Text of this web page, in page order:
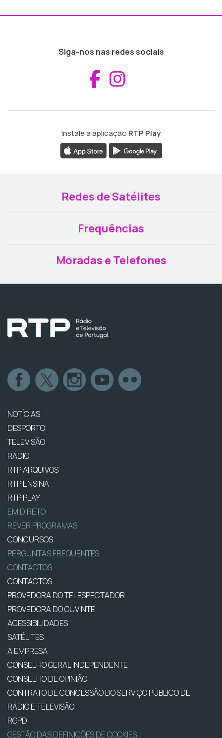
Siga-nos nas redes sociais
Aceder ao
Instale a aplicação RTP Play
Redes de Satélites
Frequências
Moradas e Telefones
NOTÍCIAS
DESPORTO
TELEVISÃO
RÁDIO
RTP ARQUIVOS
RTP ENSINA
RTP PLAY
EM DIRETO
REVER PROGRAMAS
CONCURSOS
PERGUNTAS FREQUENTES
CONTACTOS
CONTACTOS
PROVEDORA DO TELESPECTADOR
PROVEDORA DO OUVINTE
ACESSIBILIDADES
SATÉLITES
A EMPRESA
CONSELHO GERAL INDEPENDENTE
CONSELHO DE OPINIÃO
CONTRATO DE CONCESSÃO DO SERVIÇO PÚBLICO DE
RÁDIO E TELEVISÃO
RGPD
GESTÃO DAS DEFINIÇÕES DE COOKIES